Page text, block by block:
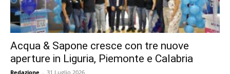
Acqua & Sapone cresce con tre nuove
aperture in Liguria, Piemonte e Calabria
Redazione - 31 Luglio 2026